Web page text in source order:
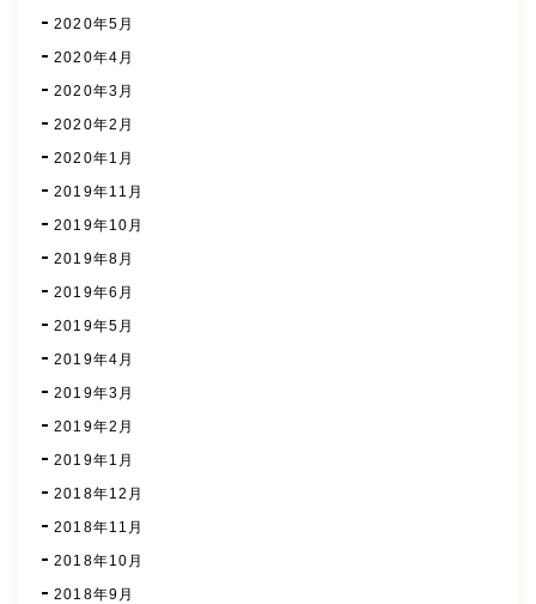
2020年5月
2020年4月
2020年3月
2020年2月
2020年1月
2019年11月
2019年10月
2019年8月
2019年6月
2019年5月
2019年4月
2019年3月
2019年2月
2019年1月
2018年12月
2018年11月
2018年10月
2018年9月